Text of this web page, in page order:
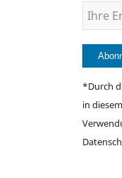
*Durch
in